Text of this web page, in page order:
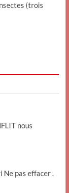
(trois
nous
Ne pas effacer .